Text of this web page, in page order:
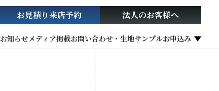
お知らせメディア掲載お問い合わせ・生地サンプルお申込み
お見積り来店予約 法人のお客様へ